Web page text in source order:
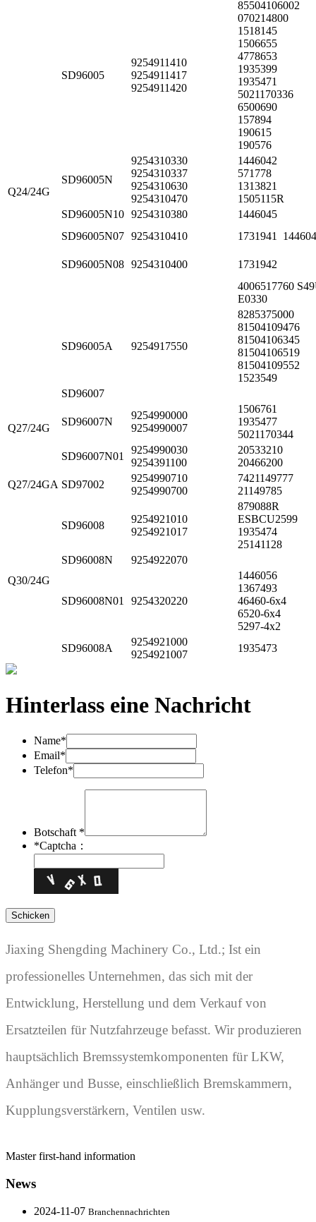
Q24/24G
SD96005
9254911410
9254911417
9254911420
85504106002
070214800
1518145
1506655
4778653
1935399
1935471
5021170336
6500690
157894
190615
190576
SD96005N
9254310330
9254310337
9254310630
9254310470
1446042
571778
1313821
1505115R
SD96005N10 9254310380
1446045
SD96005N07 9254310410 1731941
SD96005N08 9254310400
1731942
4006517760
E0330
SD96005A 9254917550
8285375000
81504109476
81504106345
81504106519
81504109552
1523549
Q27/24G
SD96007
SD96007N
9254990000
9254990007
1506761
1935477
5021170344
SD96007N01
9254990030
9254391100
20533210
20466200
Q27/24GA SD97002
9254990710
9254990700
7421149777
21149785
Q30/24G
SD96008
9254921010
9254921017
879088R
ESBCU2599
1935474
25141128
SD96008N
9254922070
SD96008N01 9254320220
1446056
1367493
46460-6x4
6520-6x4
5297-4x2
SD96008A
9254921000
9254921007
1935473
Hinterlass eine Nachricht
Name*
Email*
Telefon*
Botschaft *
*Captcha：
Jiaxing Shengding Machinery Co., Ltd.; Ist ein
professionelles Unternehmen, das sich mit der
Entwicklung, Herstellung und dem Verkauf von
Ersatzteilen für Nutzfahrzeuge befasst. Wir produzieren
hauptsächlich Bremssystemkomponenten für LKW,
Anhänger und Busse, einschließlich Bremskammern,
Kupplungsverstärkern, Ventilen usw.
Master first-hand information
News
2024-11-07 Branchennachrichten